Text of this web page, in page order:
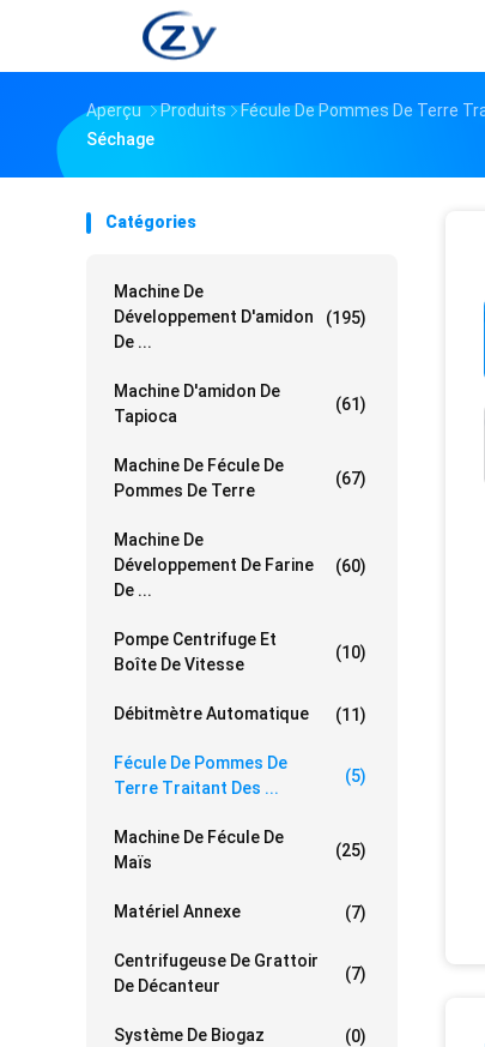
Aperçu Produits Fécule De Pommes De Terre
Séchage
Catégories
Machine De
Développement D'amidon
De ...
(195)
Machine D'amidon De
Tapioca
(61)
Machine De Fécule De
Pommes De Terre
(67)
Machine De
Développement De Farine
De ...
(60)
Pompe Centrifuge Et
Boîte De Vitesse
(10)
Débitmètre Automatique (11)
Fécule De Pommes De
Terre Traitant Des ...
(5)
Machine De Fécule De
Maïs
(25)
Matériel Annexe (7)
Centrifugeuse De Grattoir
De Décanteur
(7)
Système De Biogaz (0)